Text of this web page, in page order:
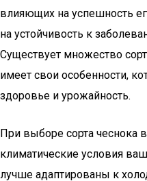
влияющих на успешность
на устойчивость к
Существует множество
имеет свои особенности,
здоровье и урожайность.
При выборе сорта чеснока
климатические условия
лучше адаптированы к